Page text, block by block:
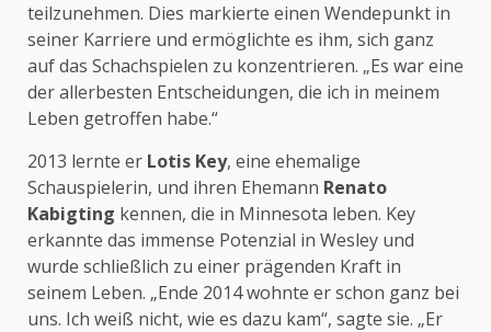
teilzunehmen. Dies markierte einen Wendepunkt in
seiner Karriere und ermöglichte es ihm, sich ganz
auf das Schachspielen zu konzentrieren. „Es war eine
der allerbesten Entscheidungen, die ich in meinem
Leben getroffen habe.“
2013 lernte er Lotis Key, eine ehemalige
Schauspielerin, und ihren Ehemann Renato
Kabigting kennen, die in Minnesota leben. Key
erkannte das immense Potenzial in Wesley und
wurde schließlich zu einer prägenden Kraft in
seinem Leben. „Ende 2014 wohnte er schon ganz bei
uns. Ich weiß nicht, wie es dazu kam“, sagte sie. „Er